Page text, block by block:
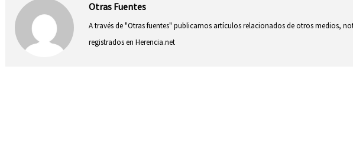
Otras Fuentes
A través de "Otras fuentes" publicamos artículos relacionados de otros medios,
registrados en Herencia.net